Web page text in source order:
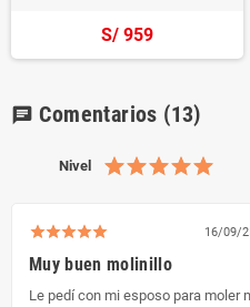
S/ 959
chat Comentarios (13)
Nivel
16/09/
Muy buen molinillo
Le pedí con mi esposo para moler